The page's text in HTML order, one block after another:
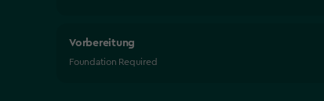
Vorbereitung
Foundation Required